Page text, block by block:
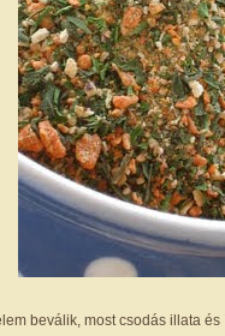
beválik, most csodás illata